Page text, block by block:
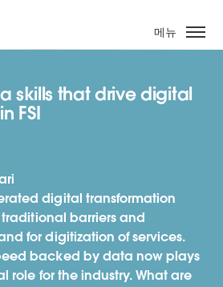
메뉴
skills that drive digital
FSI
digital transformation
traditional barriers and
for digitization of services.
backed by data now plays
role for the industry. What are